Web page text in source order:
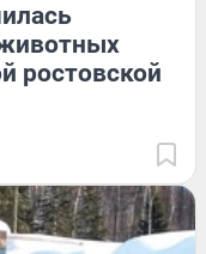
ростовской